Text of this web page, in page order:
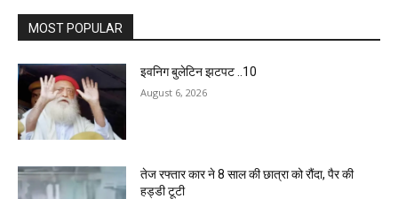
MOST POPULAR
इवनिग बुलेटिन झटपट ..10
August 6, 2026
तेज रफ्तार कार ने 8 साल की छात्रा को रौंदा, पैर की
हड्डी टूटी